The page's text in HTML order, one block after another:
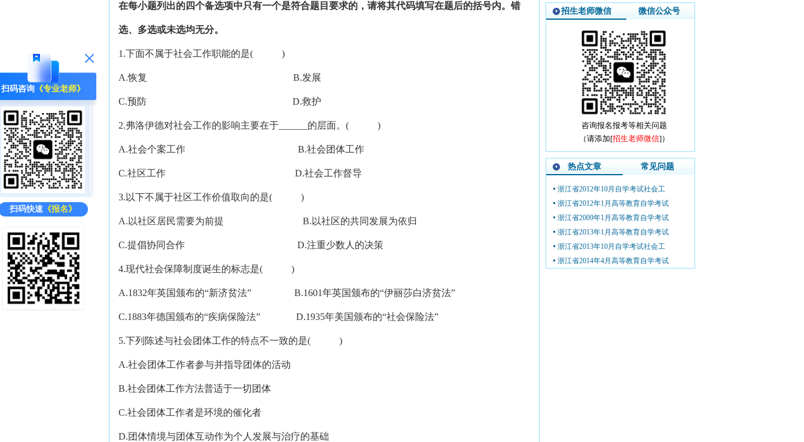
扫码咨询 《专业老师》
扫码快速 《报名》
在每小题列出的四个备选项中只有一个是符合题目要求的，请将其代码填写在题后的括号内。错
选、多选或未选均无分。
1.下面不属于社会工作职能的是( )
A.恢复 B.发展
C.预防 D.救护
2.弗洛伊德对社会工作的影响主要在于______的层面。( )
A.社会个案工作 B.社会团体工作
C.社区工作 D.社会工作督导
3.以下不属于社区工作价值取向的是( )
A.以社区居民需要为前提 B.以社区的共同发展为依归
C.提倡协同合作 D.注重少数人的决策
4.现代社会保障制度诞生的标志是( )
A.1832年英国颁布的“新济贫法” B.1601年英国颁布的“伊丽莎白济贫法”
C.1883年德国颁布的“疾病保险法” D.1935年美国颁布的“社会保险法”
5.下列陈述与社会团体工作的特点不一致的是( )
A.社会团体工作者参与并指导团体的活动
B.社会团体工作方法普适于一切团体
C.社会团体工作者是环境的催化者
D.团体情境与团体互动作为个人发展与治疗的基础
招生老师微信 微信公众号
咨询报名报考等相关问题
（请添加[招生老师微信]）
热点文章 常见问题
浙江省2012年10月自学考试社会工
浙江省2012年1月高等教育自学考试
浙江省2009年1月高等教育自学考试
浙江省2013年1月高等教育自学考试
浙江省2013年10月自学考试社会工
浙江省2014年4月高等教育自学考试